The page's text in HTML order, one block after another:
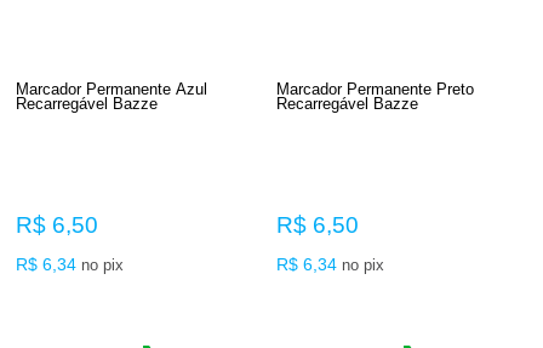
Marcador Permanente Azul
Recarregável Bazze
R$ 6,50
R$ 6,34 no pix
Marcador Permanente Preto
Recarregável Bazze
R$ 6,50
R$ 6,34 no pix